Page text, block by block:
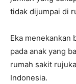
tidak dijumpai di
Eka menekankan
pada anak yang
rumah sakit
Indonesia.